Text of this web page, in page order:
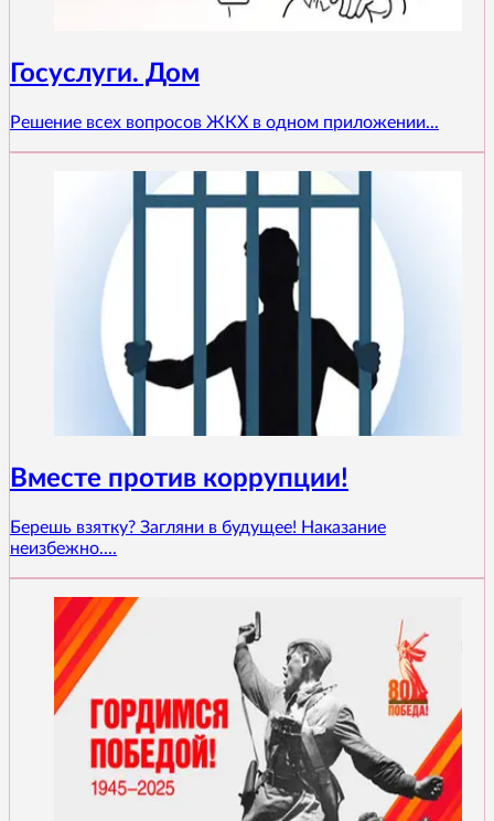
Госуслуги. Дом
Решение всех вопросов ЖКХ в одном приложении...
Вместе против коррупции!
Берешь взятку? Загляни в будущее! Наказание
неизбежно....